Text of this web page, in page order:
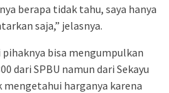
berapa tidak tahu, saya hanya
saja,” jelasnya.
bisa mengumpulkan
dari SPBU namun dari Sekayu
harganya karena